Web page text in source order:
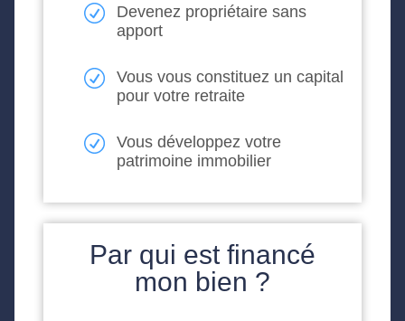
Devenez propriétaire sans
apport
Vous vous constituez un capital
pour votre retraite
Vous développez votre
patrimoine immobilier
Par qui est financé
mon bien ?